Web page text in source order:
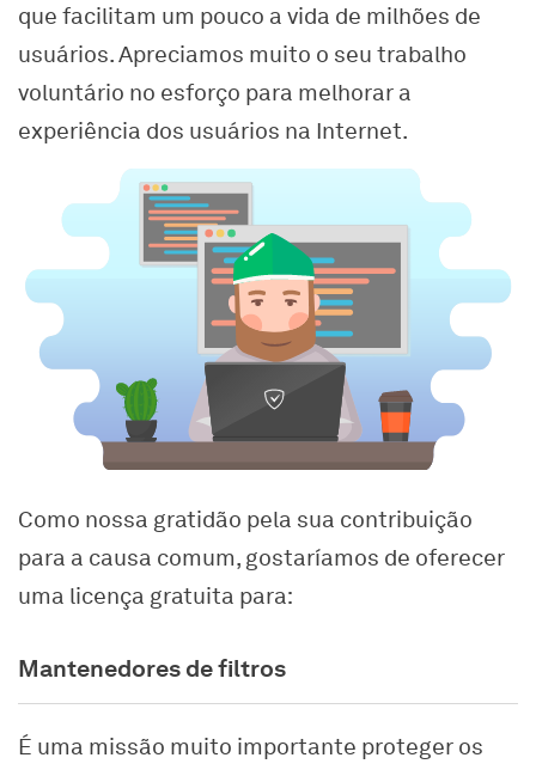
que facilitam um pouco a vida de milhões de
usuários. Apreciamos muito o seu trabalho
voluntário no esforço para melhorar a
experiência dos usuários na Internet.
Como nossa gratidão pela sua contribuição
para a causa comum, gostaríamos de oferecer
uma licença gratuita para:
Mantenedores de filtros
É uma missão muito importante proteger os